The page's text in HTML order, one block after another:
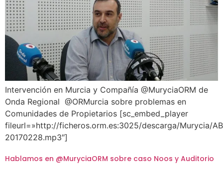
Intervención en Murcia y Compañía @MuryciaORM de
Onda Regional @ORMurcia sobre problemas en
Comunidades de Propietarios [sc_embed_player
fileurl=»http://ficheros.orm.es:3025/descarga/Murycia/
20170228.mp3″]
Hablamos en @MuryciaORM sobre caso Noos y Auditorio